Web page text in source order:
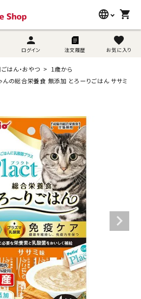
language
wovn-lang-name
shopping_cart
person
ログイン 注文履歴
favorite
お気に入り
search
す
person 新規会員登録
はん・おやつ
1歳から
んの総合栄養食 無添加 とろーりごはん ササミ